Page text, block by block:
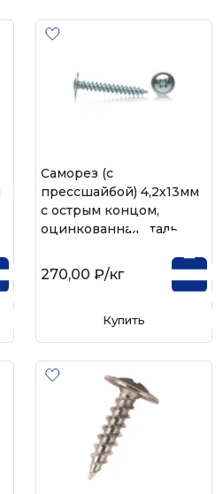
Саморез (с
прессшайбой) 4,2х13мм
с острым концом,
оцинкованная сталь
270,00 ₽/кг
Купить